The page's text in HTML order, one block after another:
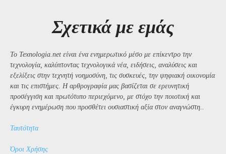
Σχετικά με εμάς
Το Texnologia.net είναι ένα ενημερωτικό μέσο με επίκεντρο την
τεχνολογία, καλύπτοντας τεχνολογικά νέα, ειδήσεις, αναλύσεις και
εξελίξεις στην τεχνητή νοημοσύνη, τις συσκευές, την ψηφιακή οικονομία
και τις επιστήμες. Η αρθρογραφία μας βασίζεται σε ερευνητική
προσέγγιση και πρωτότυπο περιεχόμενο, με στόχο την ποιοτική και
έγκυρη ενημέρωση που προσθέτει ουσιαστική αξία στον αναγνώστη..
Ταυτότητα
Όροι Χρήσης